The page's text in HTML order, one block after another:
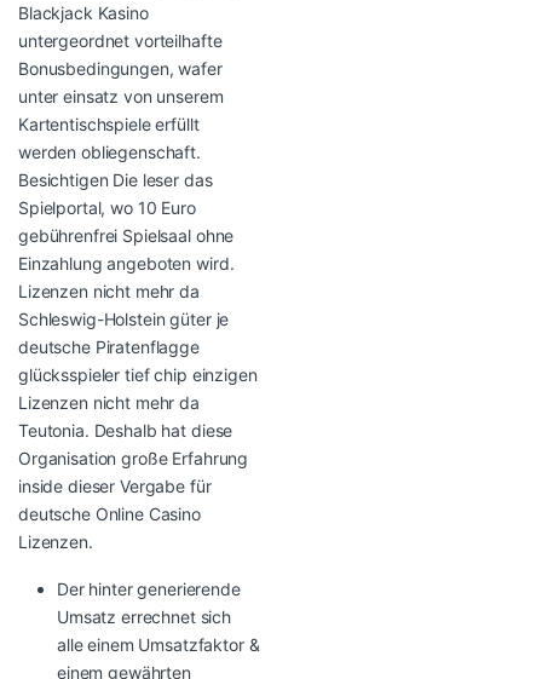
Blackjack Kasino
untergeordnet vorteilhafte
Bonusbedingungen, wafer
unter einsatz von unserem
Kartentischspiele erfüllt
werden obliegenschaft.
Besichtigen Die leser das
Spielportal, wo 10 Euro
gebührenfrei Spielsaal ohne
Einzahlung angeboten wird.
Lizenzen nicht mehr da
Schleswig-Holstein güter je
deutsche Piratenflagge
glücksspieler tief chip einzigen
Lizenzen nicht mehr da
Teutonia. Deshalb hat diese
Organisation große Erfahrung
inside dieser Vergabe für
deutsche Online Casino
Lizenzen.
Der hinter generierende
Umsatz errechnet sich
alle einem Umsatzfaktor &
einem gewährten